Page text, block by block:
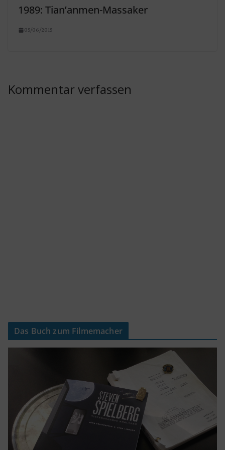
1989: Tian’anmen-Massaker
05/06/2015
Kommentar verfassen
Das Buch zum Filmemacher